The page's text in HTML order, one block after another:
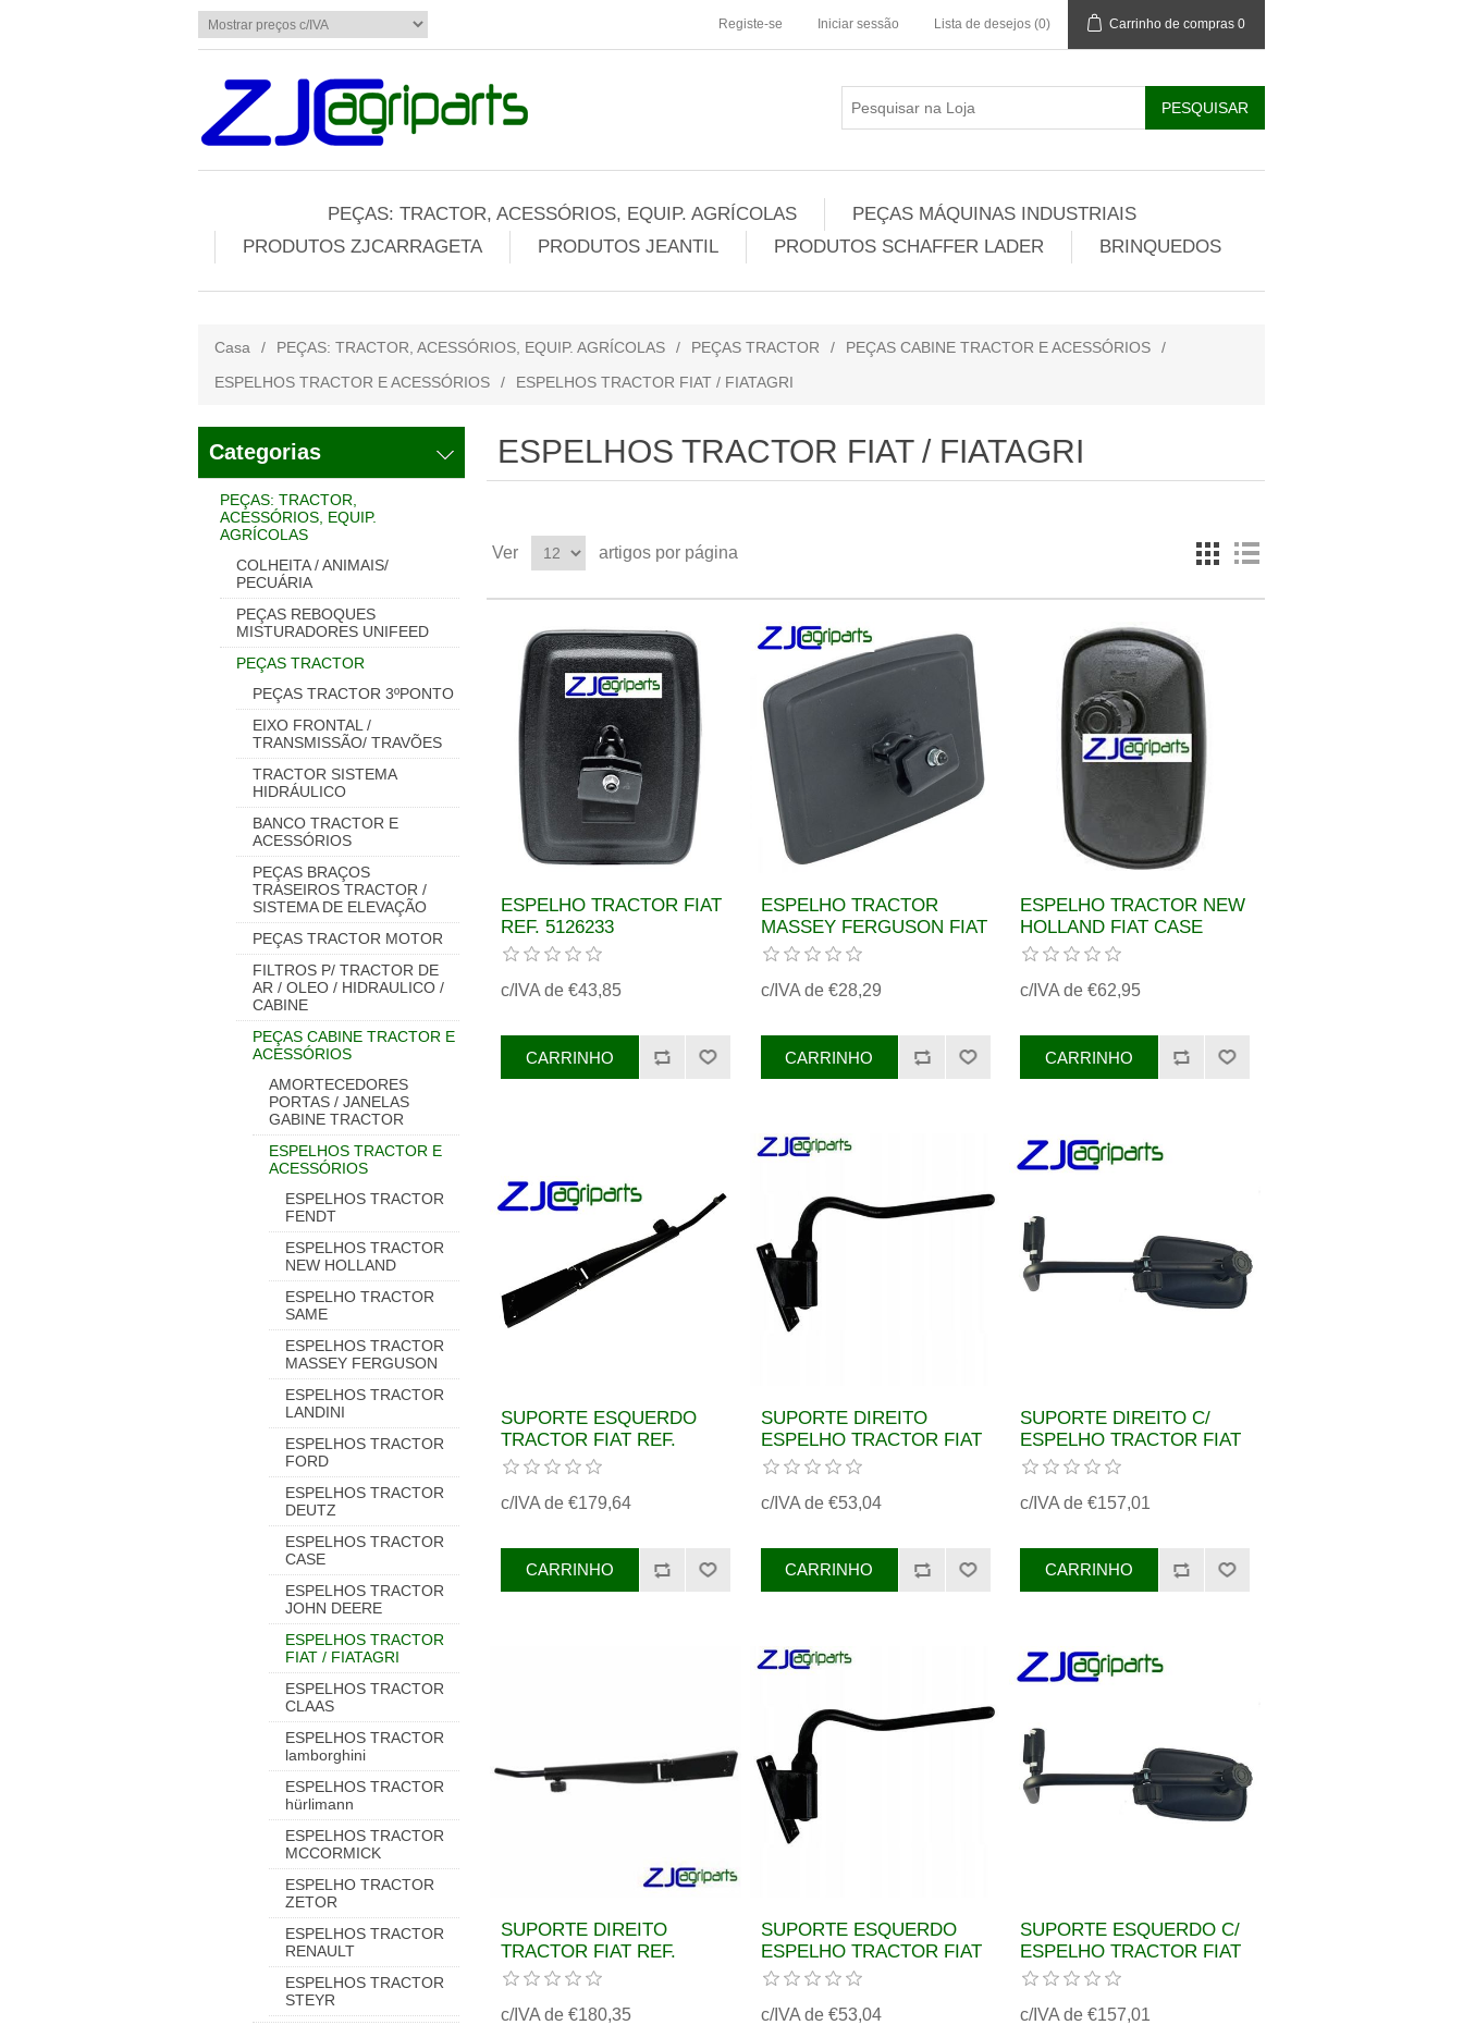
Registe-se Iniciar sessão Lista de desejos (0) Carrinho de compras 0
PEÇAS: TRACTOR, ACESSÓRIOS, EQUIP. AGRÍCOLAS
PEÇAS MÁQUINAS INDUSTRIAIS
PRODUTOS ZJCARRAGETA
PRODUTOS JEANTIL PRODUTOS SCHAFFER LADER BRINQUEDOS
Casa / PEÇAS: TRACTOR, ACESSÓRIOS, EQUIP. AGRÍCOLAS / PEÇAS TRACTOR / PEÇAS CABINE TRACTOR E ACESSÓRIOS
/
ESPELHOS TRACTOR E ACESSÓRIOS
/ ESPELHOS TRACTOR FIAT / FIATAGRI
Categorias
PEÇAS: TRACTOR,
ACESSÓRIOS, EQUIP.
AGRÍCOLAS
COLHEITA / ANIMAIS/
PECUÁRIA
PEÇAS REBOQUES
MISTURADORES UNIFEED
PEÇAS TRACTOR
PEÇAS TRACTOR 3ºPONTO
EIXO FRONTAL /
TRANSMISSÃO/ TRAVÕES
TRACTOR SISTEMA
HIDRÁULICO
BANCO TRACTOR E
ACESSÓRIOS
PEÇAS BRAÇOS
TRASEIROS TRACTOR /
SISTEMA DE ELEVAÇÃO
PEÇAS TRACTOR MOTOR
FILTROS P/ TRACTOR DE
AR / OLEO / HIDRAULICO /
CABINE
PEÇAS CABINE TRACTOR E
ACESSÓRIOS
AMORTECEDORES
PORTAS / JANELAS
GABINE TRACTOR
ESPELHOS TRACTOR E
ACESSÓRIOS
ESPELHOS TRACTOR
FENDT
ESPELHOS TRACTOR
NEW HOLLAND
ESPELHO TRACTOR
SAME
ESPELHOS TRACTOR
MASSEY FERGUSON
ESPELHOS TRACTOR
LANDINI
ESPELHOS TRACTOR
FORD
ESPELHOS TRACTOR
DEUTZ
ESPELHOS TRACTOR
CASE
ESPELHOS TRACTOR
JOHN DEERE
ESPELHOS TRACTOR
FIAT / FIATAGRI
ESPELHOS TRACTOR
CLAAS
ESPELHOS TRACTOR
lamborghini
ESPELHOS TRACTOR
hürlimann
ESPELHOS TRACTOR
MCCORMICK
ESPELHO TRACTOR
ZETOR
ESPELHOS TRACTOR
RENAULT
ESPELHOS TRACTOR
STEYR
ESPELHOS TRACTOR FIAT / FIATAGRI
Ver artigos por página
ESPELHO TRACTOR FIAT
REF. 5126233
c/IVA de €43,85
ESPELHO TRACTOR
MASSEY FERGUSON FIAT
CASE REF.
c/IVA de €28,29
ESPELHO TRACTOR NEW
HOLLAND FIAT CASE
REF.87339177, 87346558,
82004351, 82008016
c/IVA de €62,95
SUPORTE ESQUERDO
TRACTOR FIAT REF.
87339173, 82014589
c/IVA de €179,64
SUPORTE DIREITO
ESPELHO TRACTOR FIAT
REF.
c/IVA de €53,04
SUPORTE DIREITO C/
ESPELHO TRACTOR FIAT
REF. 82007667
c/IVA de €157,01
SUPORTE DIREITO
TRACTOR FIAT REF.
87339174, 82014588
c/IVA de €180,35
SUPORTE ESQUERDO
ESPELHO TRACTOR FIAT
REF.
c/IVA de €53,04
SUPORTE ESQUERDO C/
ESPELHO TRACTOR FIAT
REF. 82007669
c/IVA de €157,01